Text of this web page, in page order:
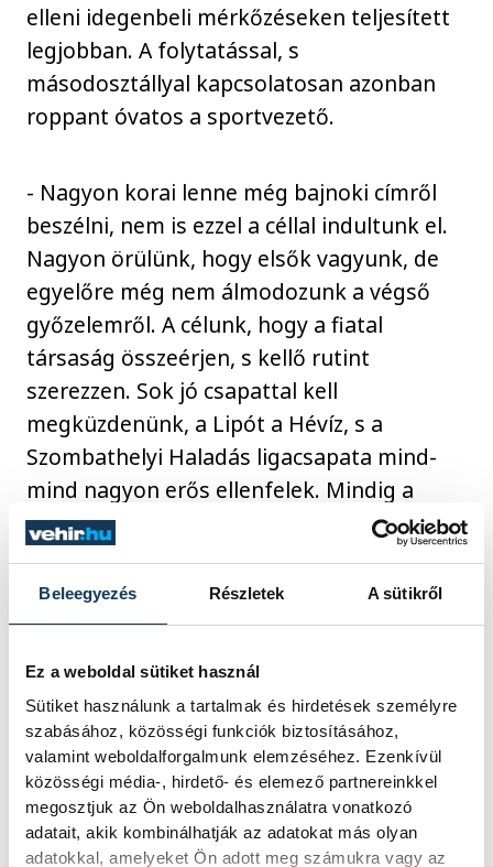
Beleegyezés Részletek A sütikről
Ez a weboldal sütiket használ
Sütiket használunk a tartalmak és hirdetések személyre
szabásához, közösségi funkciók biztosításához,
valamint weboldalforgalmunk elemzéséhez. Ezenkívül
közösségi média-, hirdető- és elemező partnereinkkel
megosztjuk az Ön weboldalhasználatra vonatkozó
adatait, akik kombinálhatják az adatokat más olyan
adatokkal, amelyeket Ön adott meg számukra vagy az
elleni idegenbeli mérkőzéseken teljesített
legjobban. A folytatással, s
másodosztállyal kapcsolatosan azonban
roppant óvatos a sportvezető.
- Nagyon korai lenne még bajnoki címről
beszélni, nem is ezzel a céllal indultunk el.
Nagyon örülünk, hogy elsők vagyunk, de
egyelőre még nem álmodozunk a végső
győzelemről. A célunk, hogy a fiatal
társaság összeérjen, s kellő rutint
szerezzen. Sok jó csapattal kell
megküzdenünk, a Lipót a Hévíz, s a
Szombathelyi Haladás ligacsapata mind-
mind nagyon erős ellenfelek. Mindig a
következő feladatra koncentrálunk.
Kizárólag az a célunk, hogy a soron
következő ellenfélre a lehető legjobban
felkészüljünk.
A kérdésre, hogy mit kíván Garai Péter a
2009-es évre, csak annyit felelt, hogy
szeretné, hogy ha nagyon sokáig együtt
maradna ez a társaság.